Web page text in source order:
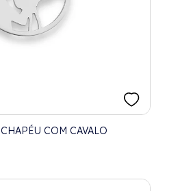
COM CAVALO